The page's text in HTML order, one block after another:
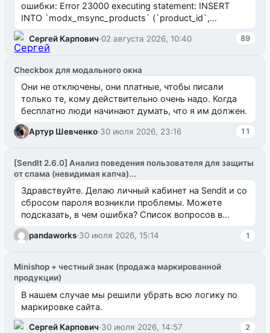
ошибки: Error 23000 executing statement: INSERT
INTO `modx_msync_products` (`product_id`,
`uuid_1c`) VALUES ...
Сергей Карпович·02 августа 2026, 10:40 89
Checkbox для модального окна
Они не отключены, они платные, чтобы писали
только те, кому действительно очень надо. Когда
бесплатно люди начинают думать, что я им должен.
Артур Шевченко·30 июля 2026, 23:16 11
[SendIt 2.6.0] Анализ поведения пользователя для защиты
от спама (невидимая капча)...
Здравствуйте. Делаю личный кабинет на Sendit и со
сбросом пароля возникли проблемы. Можете
подсказать, в чем ошибка? Список вопросов в
одноименном разделе на modx.pro пока пуст, и,...
pandaworks·30 июля 2026, 15:14 1
Minishop + честный знак (продажа маркированной
продукции)
В нашем случае мы решили убрать всю логику по
маркировке сайта.
Сергей Карпович·30 июля 2026, 14:57 2